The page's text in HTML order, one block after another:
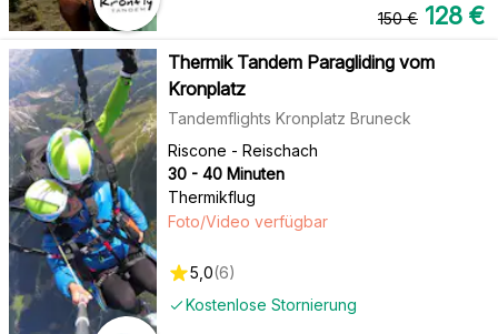
150 € 128 €
Thermik Tandem Paragliding vom
Kronplatz
Tandemflights Kronplatz Bruneck
Riscone - Reischach
30 - 40 Minuten
Thermikflug
Kostenlose Stornierung
Foto/Video verfügbar
5,0(6)